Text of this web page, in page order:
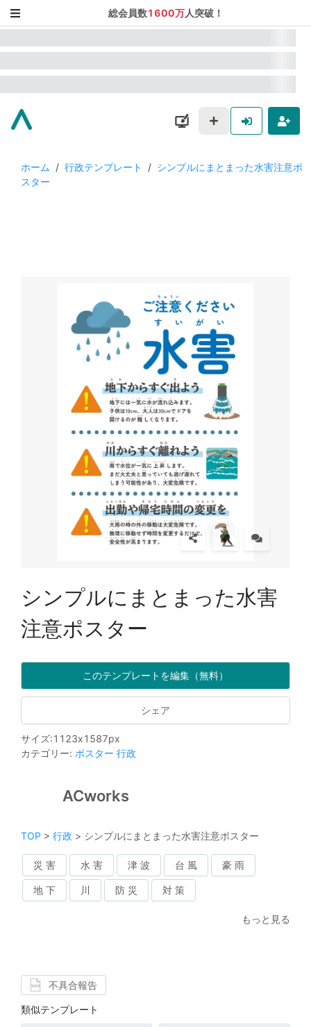
総会員数1600万人突破！
ホーム / 行政テンプレート / シンプルにまとまった水害注意ポ
スター
シンプルにまとまった水害
注意ポスター
このテンプレートを編集（無料）
シェア
サイズ:1123x1587px
カテゴリー: ポスター 行政
ACworks
TOP > 行政 > シンプルにまとまった水害注意ポスター
災 害 水 害 津 波 台 風 豪 雨
地 下 川 防 災 対 策
もっと見る
不具合報告
類似テンプレート